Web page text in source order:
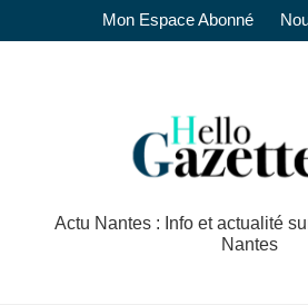
Mon Espace Abonné
Actu Nantes : Info et actualité
Nantes